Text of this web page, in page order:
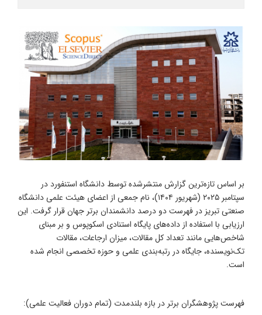
بر اساس تازه‌ترین گزارش منتشرشده توسط دانشگاه استنفورد در
سپتامبر ۲۰۲۵ (شهریور ۱۴۰۴)، نام جمعی از اعضای هیئت علمی دانشگاه
صنعتی تبریز در فهرست دو درصد دانشمندان برتر جهان قرار گرفت. این
ارزیابی با استفاده از داده‌های پایگاه استنادی اسکوپوس و بر مبنای
شاخص‌هایی مانند تعداد کل مقالات، میزان ارجاعات، مقالات
تک‌نویسنده، جایگاه در رتبه‌بندی علمی و حوزه تخصصی انجام شده
است.
فهرست پژوهشگران برتر در بازه بلندمدت (تمام دوران فعالیت علمی):